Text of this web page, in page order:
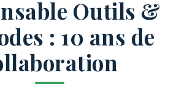
Outils &
: 10 ans de